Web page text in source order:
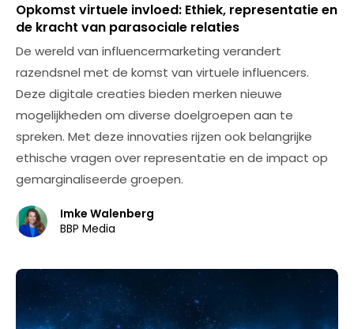
Opkomst virtuele invloed: Ethiek, representatie en
de kracht van parasociale relaties
De wereld van influencermarketing verandert
razendsnel met de komst van virtuele influencers.
Deze digitale creaties bieden merken nieuwe
mogelijkheden om diverse doelgroepen aan te
spreken. Met deze innovaties rijzen ook belangrijke
ethische vragen over representatie en de impact op
gemarginaliseerde groepen.
Imke Walenberg
BBP Media